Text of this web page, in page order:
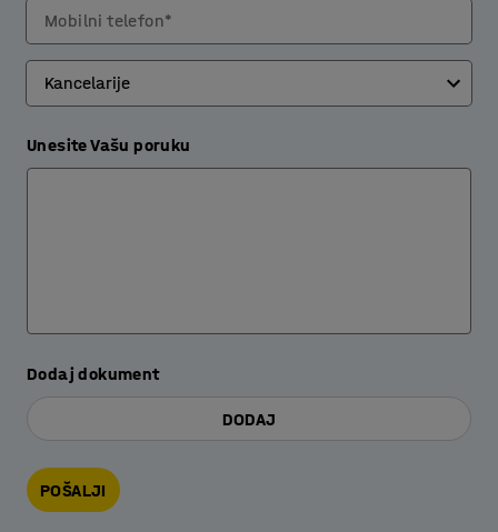
Mobilni telefon*
Unesite Vašu poruku
Dodaj dokument
DODAJ
POŠALJI